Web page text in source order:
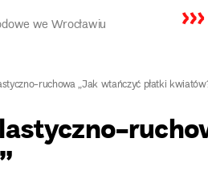
we Wrocławiu
ruchowa „Jak wtańczyć płatki